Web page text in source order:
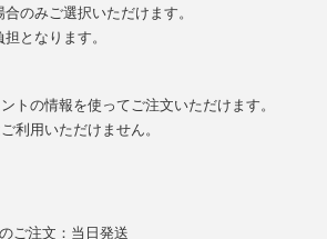
のみご選択いただけます。
となります。
トの情報を使ってご注文いただけます。
利用いただけません。
ご注文：当日発送